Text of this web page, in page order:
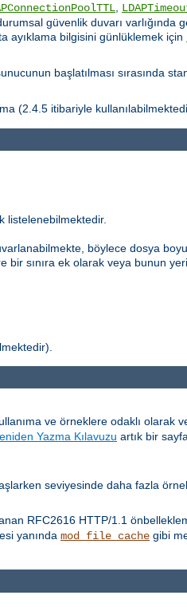
,
güvenlik duvarı varlığında
ayıklama bilgisini günlüklemek için
başlatılması sırasında
(2.4.5 itibariyle
listelenebilmektedir.
böylece dosya
sınıra ek olarak veya bunun
ve örneklere odaklı
Yazma Kılavuzu artık bir
seviyesinde daha fazla
RFC2616 HTTP/1.1
yanında mod_file_cache gibi